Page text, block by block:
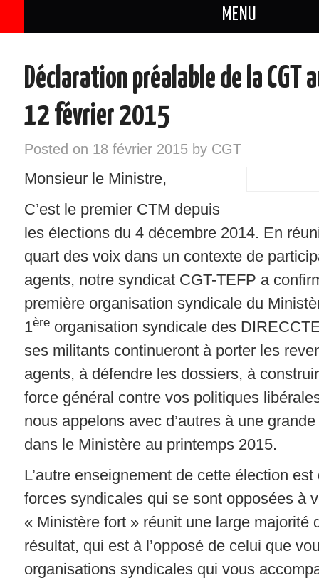
MENU
INSTANCES – ELU/ES CGT
VOS DROITS
RÉGIONS
SYNDIQUEZ-VOUS !
Déclaration préalable de la CGT
12 février 2015
Posted on 18 février 2015by CGT
Monsieur le Ministre,
C’est le premier CTM depuis
les élections du 4 décembre 2014. En
quart des voix dans un contexte de
agents, notre syndicat CGT-TEFP a
première organisation syndicale du
1èreorganisation syndicale des
ses militants continueront à porter les
agents, à défendre les dossiers, à
force général contre vos politiques
nous appelons avec d’autres à une
dans le Ministère au printemps 2015.
L’autre enseignement de cette élection est
forces syndicales qui se sont opposées à
« Ministère fort » réunit une large majorité
résultat, qui est à l’opposé de celui que
organisations syndicales qui vous